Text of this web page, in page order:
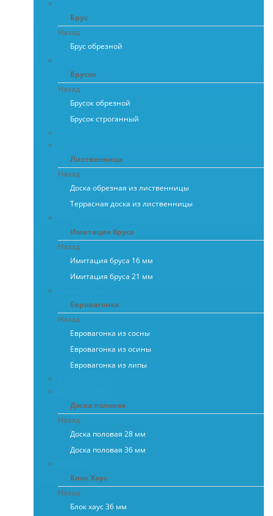
Брус
Назад
Брус обрезной
Брусок
Назад
Брусок обрезной
Брусок строганный
Лиственница
Назад
Доска обрезная из лиственницы
Террасная доска из лиственницы
Имитация бруса
Назад
Имитация бруса 16 мм
Имитация бруса 21 мм
Евровагонка
Назад
Евровагонка из сосны
Евровагонка из осины
Евровагонка из липы
Доска половая
Назад
Доска половая 28 мм
Доска половая 36 мм
Блок Хаус
Назад
Блок хаус 36 мм